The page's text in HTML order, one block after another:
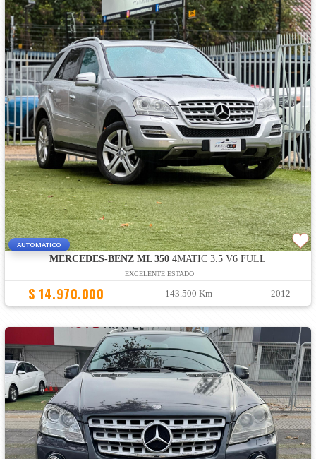
AUTOMATICO
MERCEDES-BENZ ML 350 4MATIC 3.5 V6 FULL
EXCELENTE ESTADO
$ 14.970.000 143.500 Km 2012